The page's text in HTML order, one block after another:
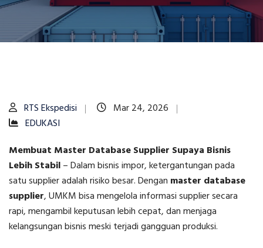
RTS Ekspedisi
Mar 24, 2026
EDUKASI
Membuat Master Database Supplier Supaya Bisnis
Lebih Stabil–Dalam bisnis impor, ketergantungan pada
satu supplier adalah risiko besar. Dengan master database
supplier, UMKM bisa mengelola informasi supplier secara
rapi, mengambil keputusan lebih cepat, dan menjaga
kelangsungan bisnis meski terjadi gangguan produksi.